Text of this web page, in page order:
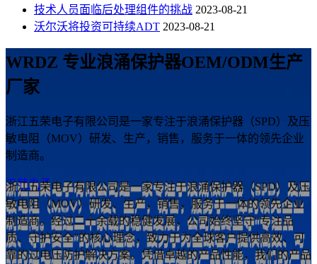
技术人员面临后处理组件的挑战 2023-08-21
沃尔沃将投资可持续ADT 2023-08-21
WRDZ 专业浪涌保护器OEM/ODM生产
厂家
浙江五荣电子有限公司是一家专注于浪涌保护器（SPD）及压
敏电阻（MOV）研发、生产，销售，服务于一体的领先企业
制造商。
五荣电子
浙江五荣电子有限公司是一家专注于浪涌保护器（SPD）及压
敏电阻（MOV）研发、生产，销售，服务于一体的领先企业
制造商。经过二十余载的稳健发展，公司始终坚守“专注品
质、守护安全”的核心理念，致力于为全球客户提供高效、可
靠的过电压防护解决方案。凭借卓越的产品性能，我们的产品